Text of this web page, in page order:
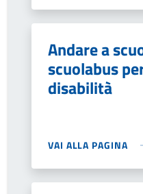
Andare a
scuolabus
disabilità
VAI ALLA PAGINA